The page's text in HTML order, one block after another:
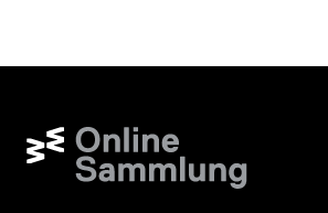
Wien Museum Online Sammlung